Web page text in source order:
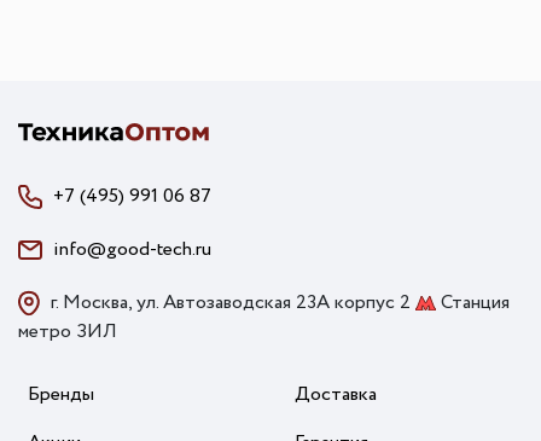
+7 (495) 991 06 87
info@good-tech.ru
г. Москва, ул. Автозаводская 23А корпус 2
Станция
метро ЗИЛ
Бренды
Доставка